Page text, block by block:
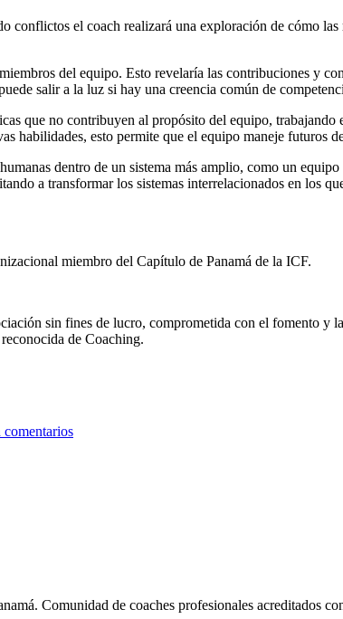
conflictos el coach realizará una exploración de cómo
del equipo. Esto revelaría las contribuciones y
salir a la luz si hay una creencia común de
que no contribuyen al propósito del equipo,
habilidades, esto permite que el equipo maneje futuros
dentro de un sistema más amplio, como un
a transformar los sistemas interrelacionados en los
miembro del Capítulo de Panamá de la ICF.
sin fines de lucro, comprometida con el fomento y
de Coaching.
comentarios
Comunidad de coaches profesionales acreditados